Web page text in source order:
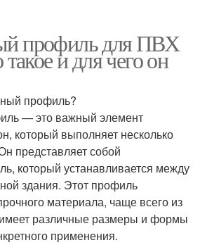
профиль для ПВХ
и для чего он
профиль?
— это важный элемент
который выполняет несколько
представляет собой
который устанавливается между
здания. Этот профиль
материала, чаще всего из
различные размеры и формы
применения.